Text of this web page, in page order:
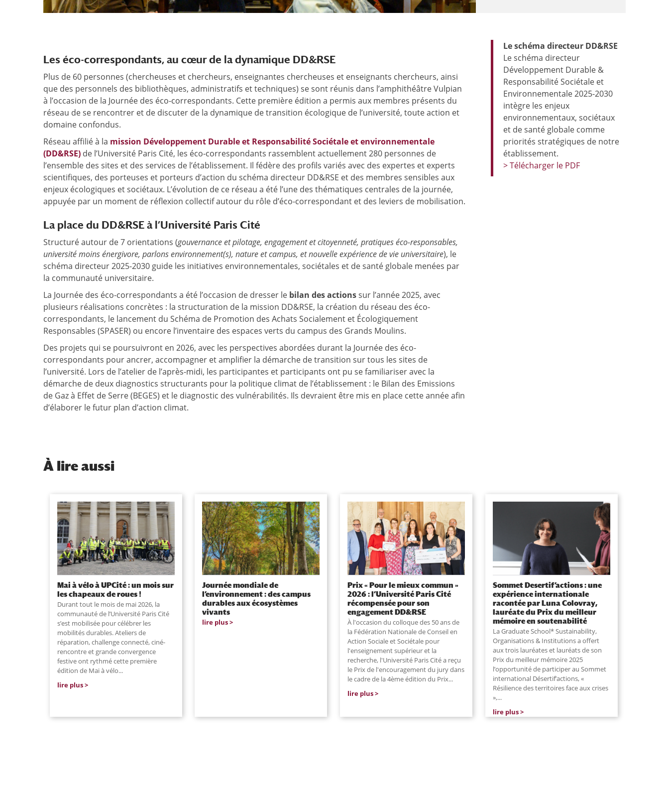
Les éco-correspondants, au cœur de la dynamique DD&RSE
Plus de 60 personnes (chercheuses et chercheurs, enseignantes chercheuses et enseignants chercheurs, ainsi
que des personnels des bibliothèques, administratifs et techniques) se sont réunis dans l’amphithéâtre Vulpian
à l’occasion de la Journée des éco-correspondants. Cette première édition a permis aux membres présents du
réseau de se rencontrer et de discuter de la dynamique de transition écologique de l’université, toute action et
domaine confondus.
Réseau affilié à la mission Développement Durable et Responsabilité Sociétale et environnementale
(DD&RSE) de l’Université Paris Cité, les éco-correspondants rassemblent actuellement 280 personnes de
l’ensemble des sites et des services de l’établissement. Il fédère des profils variés avec des expertes et experts
scientifiques, des porteuses et porteurs d’action du schéma directeur DD&RSE et des membres sensibles aux
enjeux écologiques et sociétaux. L’évolution de ce réseau a été l’une des thématiques centrales de la journée,
appuyée par un moment de réflexion collectif autour du rôle d’éco-correspondant et des leviers de mobilisation.
La place du DD&RSE à l’Université Paris Cité
Structuré autour de 7 orientations (gouvernance et pilotage, engagement et citoyenneté, pratiques éco-responsables,
université moins énergivore, parlons environnement(s), nature et campus, et nouvelle expérience de vie universitaire), le
schéma directeur 2025-2030 guide les initiatives environnementales, sociétales et de santé globale menées par
la communauté universitaire.
La Journée des éco-correspondants a été l’occasion de dresser le bilan des actionssur l’année 2025, avec
plusieurs réalisations concrètes : la structuration de la mission DD&RSE, la création du réseau des éco-
correspondants, le lancement du Schéma de Promotion des Achats Socialement et Écologiquement
Responsables (SPASER) ou encore l’inventaire des espaces verts du campus des Grands Moulins.
Des projets qui se poursuivront en 2026, avec les perspectives abordées durant la Journée des éco-
correspondants pour ancrer, accompagner et amplifier la démarche de transition sur tous les sites de
l’université. Lors de l’atelier de l’après-midi, les participantes et participants ont pu se familiariser avec la
démarche de deux diagnostics structurants pour la politique climat de l’établissement : le Bilan des Emissions
de Gaz à Effet de Serre (BEGES) et le diagnostic des vulnérabilités. Ils devraient être mis en place cette année afin
d’élaborer le futur plan d’action climat.
Le schéma directeur DD&RSE
Le schéma directeur
Développement Durable &
Responsabilité Sociétale et
Environnementale 2025-2030
intègre les enjeux
environnementaux, sociétaux
et de santé globale comme
priorités stratégiques de notre
établissement.
> Télécharger le PDF
À lire aussi
Mai à vélo à UPCité : un mois sur
les chapeaux de roues !
Durant tout le mois de mai 2026, la
communauté de l’Université Paris Cité
s’est mobilisée pour célébrer les
mobilités durables. Ateliers de
réparation, challenge connecté, ciné-
rencontre et grande convergence
festive ont rythmé cette première
édition de Mai à vélo...
lire plus
Journée mondiale de
l’environnement : des campus
durables aux écosystèmes
vivants
lire plus
Prix « Pour le mieux commun »
2026 : l’Université Paris Cité
récompensée pour son
engagement DD&RSE
À l'occasion du colloque des 50 ans de
la Fédération Nationale de Conseil en
Action Sociale et Sociétale pour
l'enseignement supérieur et la
recherche, l'Université Paris Cité a reçu
le Prix de l'encouragement du jury dans
le cadre de la 4ème édition du Prix...
lire plus
Sommet Desertif’actions : une
expérience internationale
racontée par Luna Colovray,
lauréate du Prix du meilleur
mémoire en soutenabilité
La Graduate School* Sustainability,
Organisations & Institutions a offert
aux trois lauréates et lauréats de son
Prix du meilleur mémoire 2025
l’opportunité de participer au Sommet
international Désertif’actions, «
Résilience des territoires face aux crises
»,...
lire plus